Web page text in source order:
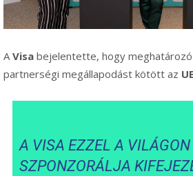
AVisa bejelentette, hogy
partnerségi megállapodást kötött az
A VISA EZZEL A
SZPONZORÁLJA